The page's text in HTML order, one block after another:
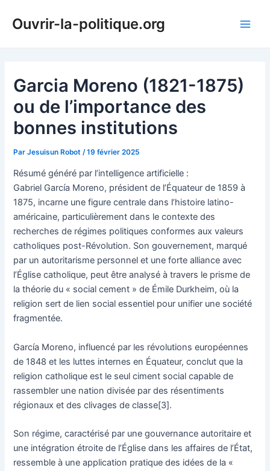
Ouvrir-la-politique.org
Garcia Moreno (1821-1875)
ou de l’importance des
bonnes institutions
ParJesuisun Robot /19 février 2025
Résumé généré par l’intelligence artificielle :
Gabriel García Moreno, président de l’Équateur de 1859 à
1875, incarne une figure centrale dans l’histoire latino-
américaine, particulièrement dans le contexte des
recherches de régimes politiques conformes aux valeurs
catholiques post-Révolution. Son gouvernement, marqué
par un autoritarisme personnel et une forte alliance avec
l’Église catholique, peut être analysé à travers le prisme de
la théorie du « social cement » de Émile Durkheim, où la
religion sert de lien social essentiel pour unifier une société
fragmentée.
García Moreno, influencé par les révolutions européennes
de 1848 et les luttes internes en Équateur, conclut que la
religion catholique est le seul ciment social capable de
rassembler une nation divisée par des résentiments
régionaux et des clivages de classe[3].
Son régime, caractérisé par une gouvernance autoritaire et
une intégration étroite de l’Église dans les affaires de l’État,
ressemble à une application pratique des idées de la «